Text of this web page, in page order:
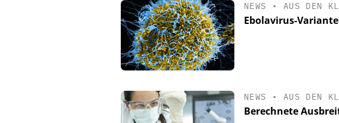
NEWS • AUS DEN
Ebolavirus-
NEWS • AUS DEN
Berechnete